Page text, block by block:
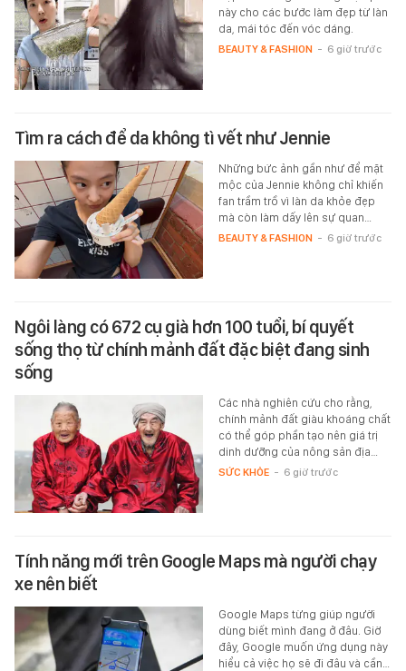
này cho các bước làm đẹp từ làn
da, mái tóc đến vóc dáng.
BEAUTY & FASHION - 6 giờ trước
Tìm ra cách để da không tì vết như Jennie
Những bức ảnh gần như để mặt
mộc của Jennie không chỉ khiến
fan trầm trồ vì làn da khỏe đẹp
mà còn làm dấy lên sự quan…
BEAUTY & FASHION - 6 giờ trước
Ngôi làng có 672 cụ già hơn 100 tuổi, bí quyết
sống thọ từ chính mảnh đất đặc biệt đang sinh
sống
Các nhà nghiên cứu cho rằng,
chính mảnh đất giàu khoáng chất
có thể góp phần tạo nên giá trị
dinh dưỡng của nông sản địa…
SỨC KHỎE - 6 giờ trước
Tính năng mới trên Google Maps mà người chạy
xe nên biết
Google Maps từng giúp người
dùng biết mình đang ở đâu. Giờ
đây, Google muốn ứng dụng này
hiểu cả việc họ sẽ đi đâu và cần…